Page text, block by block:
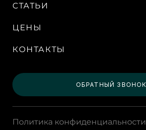
СТАТЬИ
ЦЕНЫ
КОНТАКТЫ
ОБРАТНЫЙ ЗВОНОК
Политика конфиденциальности